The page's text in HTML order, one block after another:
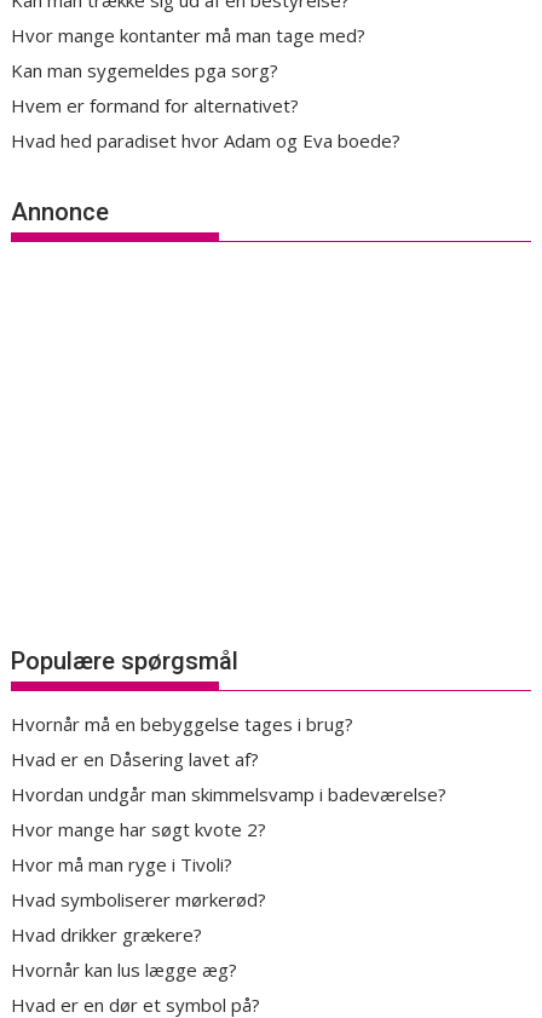
Hvor mange kontanter må man tage med?
Kan man sygemeldes pga sorg?
Hvem er formand for alternativet?
Hvad hed paradiset hvor Adam og Eva boede?
Annonce
Populære spørgsmål
Hvornår må en bebyggelse tages i brug?
Hvad er en Dåsering lavet af?
Hvordan undgår man skimmelsvamp i badeværelse?
Hvor mange har søgt kvote 2?
Hvor må man ryge i Tivoli?
Hvad symboliserer mørkerød?
Hvad drikker grækere?
Hvornår kan lus lægge æg?
Hvad er en dør et symbol på?